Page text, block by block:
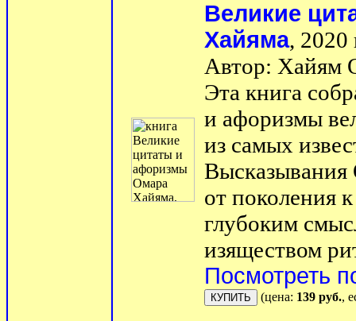
Великие
Хайяма, 2020
Автор: Хайям
Эта книга
и афоризмы
из самых
от поколения
глубоким
изяществом
Посмотреть
(цена: 139 руб.,